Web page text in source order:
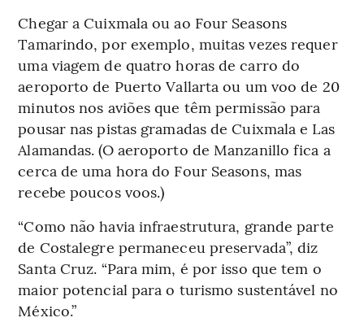
Chegar a Cuixmala ou ao Four Seasons
Tamarindo, por exemplo, muitas vezes requer
uma viagem de quatro horas de carro do
aeroporto de Puerto Vallarta ou um voo de 20
minutos nos aviões que têm permissão para
pousar nas pistas gramadas de Cuixmala e Las
Alamandas. (O aeroporto de Manzanillo fica a
cerca de uma hora do Four Seasons, mas
recebe poucos voos.)
“Como não havia infraestrutura, grande parte
de Costalegre permaneceu preservada”, diz
Santa Cruz. “Para mim, é por isso que tem o
maior potencial para o turismo sustentável no
México.”